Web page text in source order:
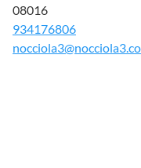
08016
934176806